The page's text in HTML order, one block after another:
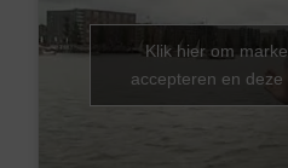
Klik hier om
accepteren en